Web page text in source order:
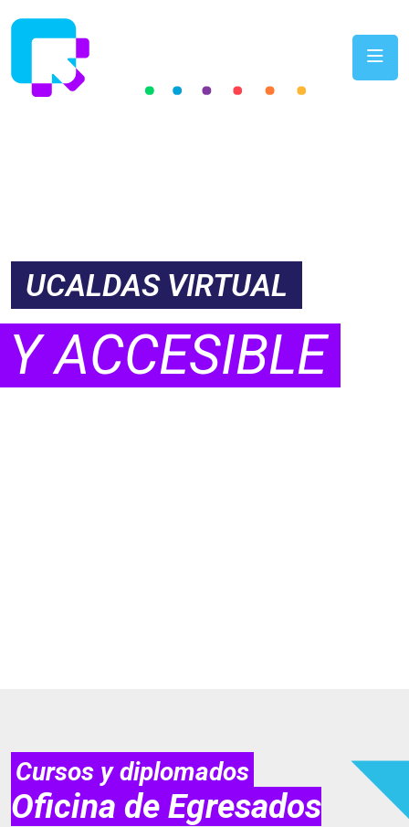
UCALDAS VIRTUAL
ACCESIBLE
Cursos y diplomados
Oficina de Egresados